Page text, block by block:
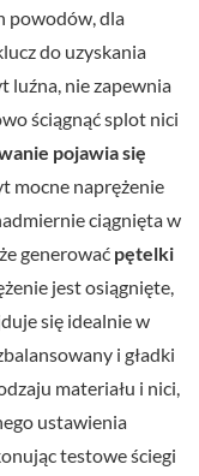
powodów, dla
do uzyskania
luźna, nie zapewnia
ściągnąć splot nici
pojawia się
mocne naprężenie
ciągnięta w
generować pętelki
jest osiągnięte,
się idealnie w
i gładki
materiału i nici,
ustawienia
testowe ściegi